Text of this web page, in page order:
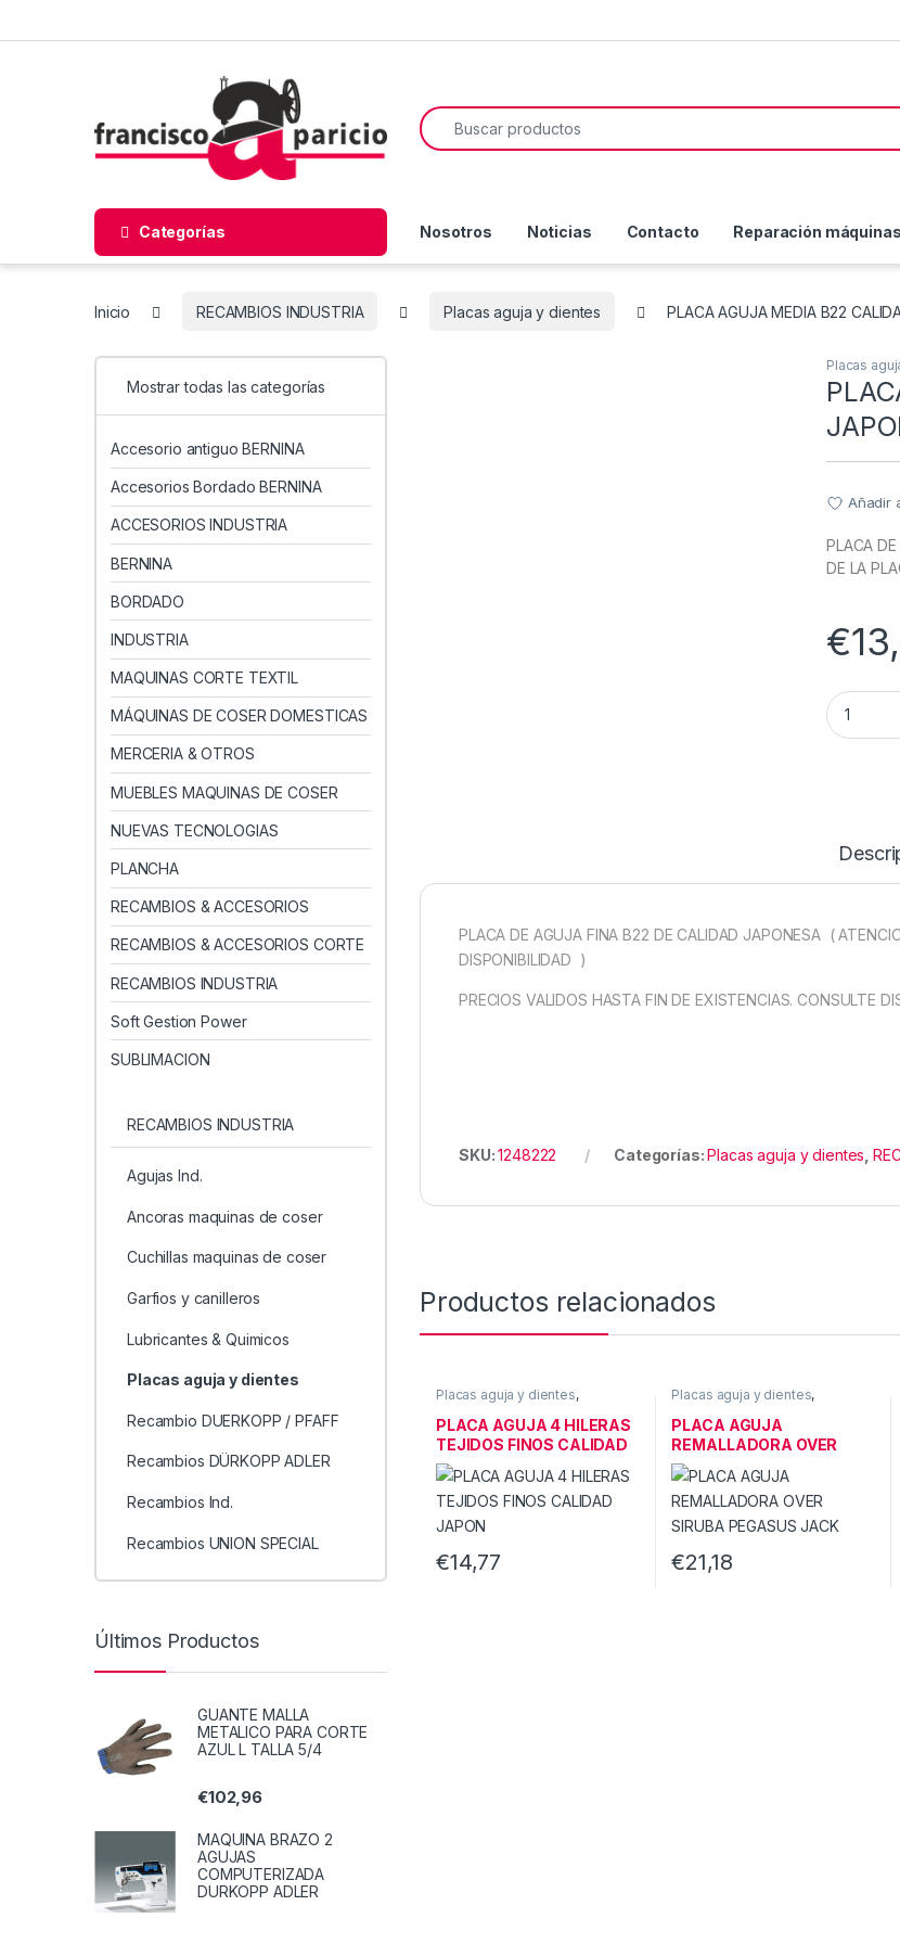
Search for:
Categorías Nosotros Noticias Contacto Reparación
Inicio RECAMBIOS INDUSTRIA Placas aguja y dientes PLACA AGUJA MEDIA B22
Placas
Añadir
PLACA
DE LA
€
PLACA
PLACA DE AGUJA FINA B22 DE CALIDAD JAPONESA (
DISPONIBILIDAD )
PRECIOS VALIDOS HASTA FIN DE EXISTENCIAS. CONSULTE
SKU:1248222 Categorías:Placas aguja y dientes ,
Productos relacionados
Placas aguja y dientes,
RECAMBIOS INDUSTRIA
PLACA AGUJA 4 HILERAS
TEJIDOS FINOS CALIDAD
JAPON
€14,77
Placas aguja y dientes,
RECAMBIOS INDUSTRIA
PLACA AGUJA
REMALLADORA OVER
SIRUBA PEGASUS JACK
€21,18
Mostrar todas las categorías
Accesorio antiguo BERNINA
Accesorios Bordado BERNINA
ACCESORIOS INDUSTRIA
BERNINA
BORDADO
INDUSTRIA
MAQUINAS CORTE TEXTIL
MÁQUINAS DE COSER DOMESTICAS
MERCERIA & OTROS
MUEBLES MAQUINAS DE COSER
NUEVAS TECNOLOGIAS
PLANCHA
RECAMBIOS & ACCESORIOS
RECAMBIOS & ACCESORIOS CORTE
RECAMBIOS INDUSTRIA
Soft Gestion Power
SUBLIMACION
RECAMBIOS INDUSTRIA
Agujas Ind.
Ancoras maquinas de coser
Cuchillas maquinas de coser
Garfios y canilleros
Lubricantes & Quimicos
Placas aguja y dientes
Recambio DUERKOPP / PFAFF
Recambios DÜRKOPP ADLER
Recambios Ind.
Recambios UNION SPECIAL
Últimos Productos
GUANTE MALLA
METALICO PARA CORTE
AZUL L TALLA 5/4
€102,96
MAQUINA BRAZO 2
AGUJAS
COMPUTERIZADA
DURKOPP ADLER